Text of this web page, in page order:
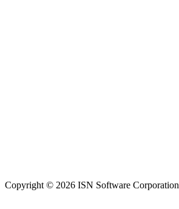
Copyright © 2026 ISN Software Corporation